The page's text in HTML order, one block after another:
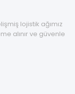
lojistik ağımız
alınır ve güvenle